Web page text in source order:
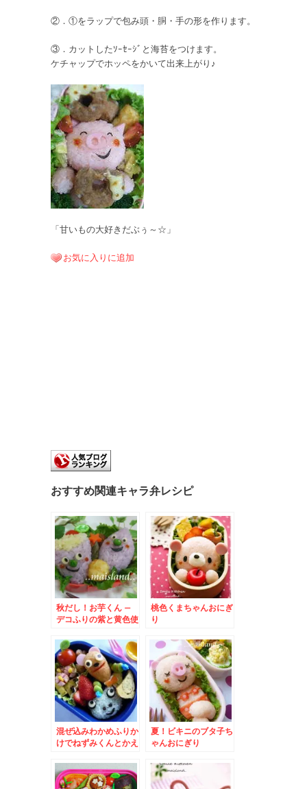
②．①をラップで包み頭・胴・手の形を作ります。
③．カットしたｿｰｾｰｼﾞと海苔をつけます。
ケチャップでホッペをかいて出来上がり♪
「甘いもの大好きだぶぅ～☆」
お気に入りに追加
おすすめ関連キャラ弁レシピ
秋だし！お芋くん –
デコふりの紫と黄色使
桃色くまちゃんおにぎ
り
混ぜ込みわかめふりか
けでねずみくんとかえ
夏！ビキニのブタ子ち
ゃんおにぎり